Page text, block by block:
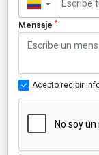
▼
Mensaje *
Acepto recibir